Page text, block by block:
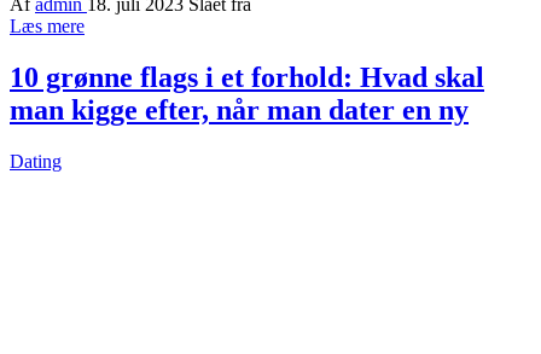
Læs mere
10 grønne flags i et forhold: Hvad skal
man kigge efter, når man dater en ny
Dating